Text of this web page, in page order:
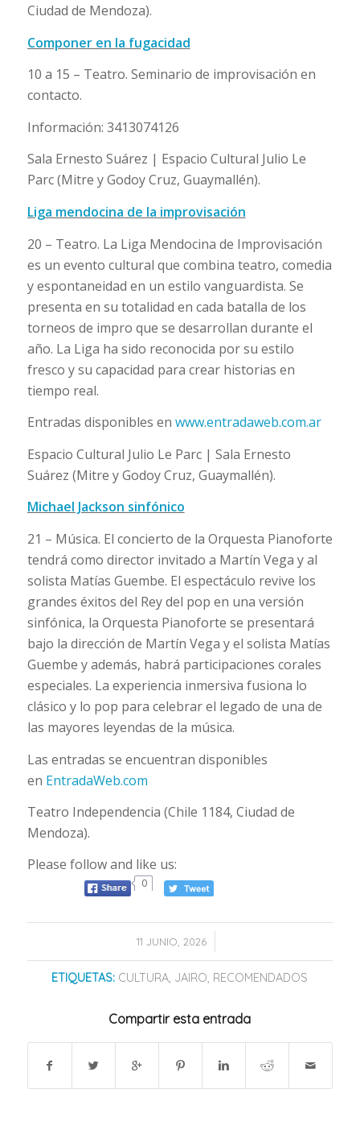
Ciudad de Mendoza).
Componer en la fugacidad
10 a 15 – Teatro. Seminario de improvisación en
contacto.
Información: 3413074126
Sala Ernesto Suárez | Espacio Cultural Julio Le
Parc (Mitre y Godoy Cruz, Guaymallén).
Liga mendocina de la improvisación
20 – Teatro. La Liga Mendocina de Improvisación
es un evento cultural que combina teatro, comedia
y espontaneidad en un estilo vanguardista. Se
presenta en su totalidad en cada batalla de los
torneos de impro que se desarrollan durante el
año. La Liga ha sido reconocida por su estilo
fresco y su capacidad para crear historias en
tiempo real.
Entradas disponibles en www.entradaweb.com.ar
Espacio Cultural Julio Le Parc | Sala Ernesto
Suárez (Mitre y Godoy Cruz, Guaymallén).
Michael Jackson sinfónico
21 – Música. El concierto de la Orquesta Pianoforte
tendrá como director invitado a Martín Vega y al
solista Matías Guembe. El espectáculo revive los
grandes éxitos del Rey del pop en una versión
sinfónica, la Orquesta Pianoforte se presentará
bajo la dirección de Martín Vega y el solista Matías
Guembe y además, habrá participaciones corales
especiales. La experiencia inmersiva fusiona lo
clásico y lo pop para celebrar el legado de una de
las mayores leyendas de la música.
Las entradas se encuentran disponibles
en EntradaWeb.com
Teatro Independencia (Chile 1184, Ciudad de
Mendoza).
Please follow and like us:
0
11 JUNIO, 2026
/
ETIQUETAS: CULTURA, JAIRO, RECOMENDADOS
Compartir esta entrada